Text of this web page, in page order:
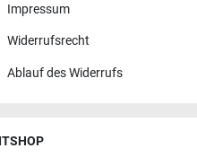
Impressum
Widerrufsrecht
Ablauf des Widerrufs